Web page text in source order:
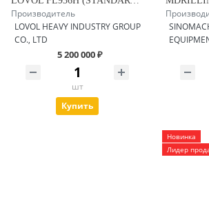
Производитель
LOVOL HEAVY INDUSTRY GROUP
CO., LTD
5 200 000 ₽
шт
Купить
Новинка
Лидер